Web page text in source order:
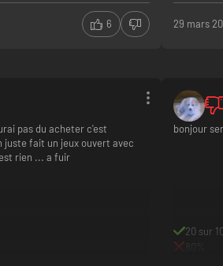
6
Une
29 mars
pas du acheter c'est
juste fait un jeux ouvert avec
rien ... a fuir
bonjour
20 sur